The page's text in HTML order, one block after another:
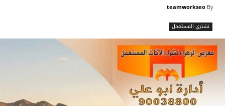
By
teamworkseo
نشتري المستعمل